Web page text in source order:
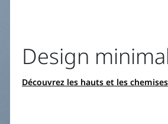
Design
Découvrez les hauts et les chemises